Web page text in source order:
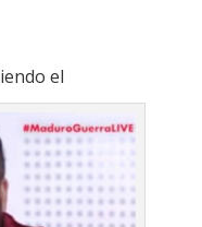
el